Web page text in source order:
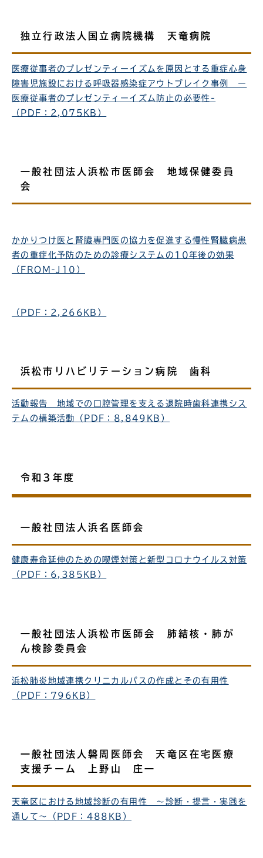
独立行政法人国立病院機構 天竜病院
医療従事者のプレゼンティーイズムを原因とする重症心身
障害児施設における呼吸器感染症アウトブレイク事例 ー
医療従事者のプレゼンティーイズム防止の必要性-
（PDF：2,075KB）
一般社団法人浜松市医師会 地域保健委員
会
かかりつけ医と腎臓専門医の協力を促進する慢性腎臓病患
者の重症化予防のための診療システムの10年後の効果
（FROM-J10）
（PDF：2,266KB）
浜松市リハビリテーション病院 歯科
活動報告 地域での口腔管理を支える退院時歯科連携シス
テムの構築活動（PDF：8,849KB）
令和3年度
一般社団法人浜名医師会
健康寿命延伸のための喫煙対策と新型コロナウイルス対策
（PDF：6,385KB）
一般社団法人浜松市医師会 肺結核・肺が
ん検診委員会
浜松肺炎地域連携クリニカルパスの作成とその有用性
（PDF：796KB）
一般社団法人磐周医師会 天竜区在宅医療
支援チーム 上野山 庄一
天竜区における地域診断の有用性 ～診断・提言・実践を
通して～（PDF：488KB）